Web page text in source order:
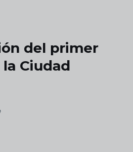
del primer
Ciudad